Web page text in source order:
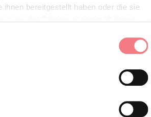
ihnen bereitgestellt haben oder die sie
authentischen